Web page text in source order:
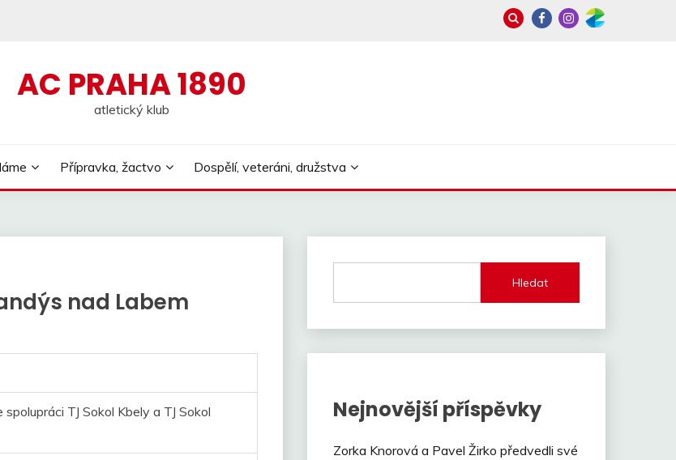
AC PRAHA 1890
atletický klub
Přípravka, žactvo Dospělí, veteráni, družstva
nad Labem
TJ Sokol Kbely a TJ Sokol
Hledat
Nejnovější příspěvky
Zorka Knorová a Pavel Žirko předvedli své